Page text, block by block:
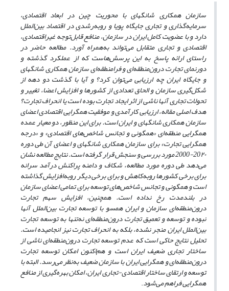
سازمان همکاری شانگهای با محوریت چین در ابعاد اقتصادی،
سرمایه‌گذاری و تجاری جایگاه پویا و روبه‌رشدی در اقتصاد بینالملل
دارد و با عضویت کامل ایران در سازمان، منافع قابلتوجه غیراقتصادی،
اقتصادی و تجاری متقابل می‌تواند بههمراه آورد. مطالعه حاضر در
راستای ارائه پاسخ به این پرسش‌هاست که از عملکرد گذشته و
دورنمای تجارت درون‌منطقهای و فرامنطقه‌ای سازمان همکاری شانگهای
و جایگاه ایران چه ارزیابی می‌توان کرد؟ و آیا با گذشت دو دهه از
شکلگیری سازمان و الحاق تعدادی از کشورها و افزایش اعضا، تغییر و
تحولات تجاری آنها ناشی از اثر ایجاد تجارت بوده است یا انحراف تجارت؟
هدف اصلی مقاله، ارزیابی کارآمدی و موفقیت همگرایی اقتصادی اعضای
سازمان همکاری شانگهای و ایران است. برای این منظور، دو معیار عمده
همگرایی منطقه‌ای «همگونی و تجانس شاخص‌های اقتصادی» و «درجه
همگرایی تجارت» برای سازمان همکاری شانگهای و اعضای آن طی دوره
20۲۰-2000 مورد بررسی و سنجش قرار گرفته است. نتایج مطالعه نشان
می‌دهد طی دوره مورد مطالعه، شکاف و دامنه پراکنش درآمد سرانه
برای برخی کشورها روبه‌کاهش و برای برخی دیگر روبهافزایش گذاشته
است و همگونی و تجانس شاخص‌های توسعه برای تمامی اعضای سازمان
در بلندمدت رخ نداده است. همچنین، افزایش سهم تجارت
درون‌منطقه‌ای سازمان و ایران همسو با توسعه تجارت بین‌الملل آنها
نبوده و توسعه و تعمیق تجارت درونمنطقه‌ای نه‌تنها به توسعه تجارت
بین‌الملل ایران منجر نشده، بلکه به انحراف تجارت نیز انجامیدهاست.
تحلیل نتایج حاکی است که عدم توسعه تجارت درونمنطقه‌ای ناشی از
ساختار تجاری ضعیف ایران است و هم‌اکنون امکان توسعه تجارت
درونمنطقه‌ای و همگرایی ایران با سازمان ضعیف به‌نظر می‌رسد. البته با
توسعه و ارتقای ساختار اقتصادی-تجاری ایران، امکان بهرهگیری از منافع
همگرایی فراهم می‌شود.